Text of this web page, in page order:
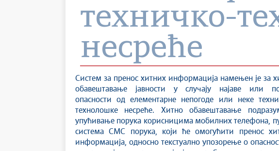
техничко-
несреће
Систем за пренос хитних информација намењен је за
обавештавање јавности у случају најаве или
опасности од елементарне непогоде или неке
технолошке несреће. Хитно обавештавање
упућивање порука корисницима мобилних телефона,
система СМС порука, који ће омогућити пренос
информација, односно текстуално упозорење о